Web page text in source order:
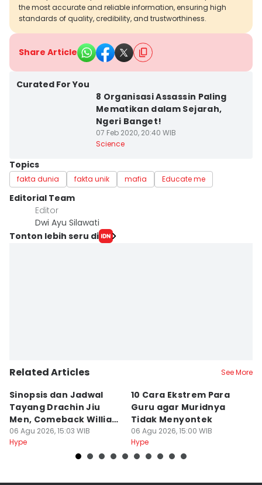
the most accurate and reliable information, ensuring high
standards of quality, credibility, and trustworthiness.
Share Article
Curated For You
8 Organisasi Assassin Paling
Mematikan dalam Sejarah,
Ngeri Banget!
07 Feb 2020, 20:40 WIB
Science
Topics
fakta dunia fakta unik mafia Educate me
Editorial Team
Editor
Dwi Ayu Silawati
Tonton lebih seru di
Related Articles See More
Sinopsis dan Jadwal
Tayang Drachin Jiu
Men, Comeback William
Chan
06 Agu 2026, 15:03 WIB
Hype
10 Cara Ekstrem Para
Guru agar Muridnya
Tidak Menyontek
06 Agu 2026, 15:00 WIB
Hype